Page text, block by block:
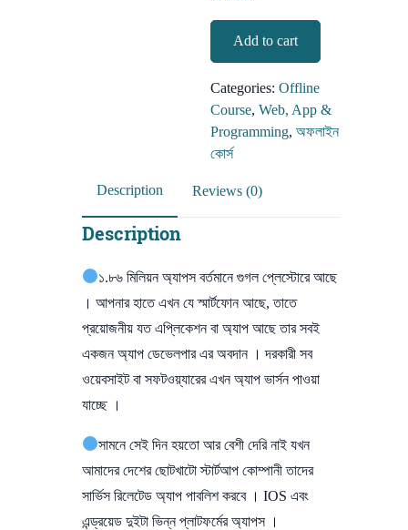
IOS
App
Dev.
(offline
course)
Add to cart
Categories: Offline
Course, Web, App &
Programming, অফলাইন
কোর্স
Description Reviews (0)
Description
১.৮৬ মিলিয়ন অ্যাপস বর্তমানে গুগল প্লেস্টোরে আছে
। আপনার হাতে এখন যে স্মার্টফোন আছে, তাতে
প্রয়োজনীয় যত এপ্লিকেশন বা অ্যাপ আছে তার সবই
একজন অ্যাপ ডেভেলপার এর অবদান । দরকারী সব
ওয়েবসাইট বা সফটওয়্যারের এখন অ্যাপ ভার্সন পাওয়া
যাচ্ছে ।
সামনে সেই দিন হয়তো আর বেশী দেরি নাই যখন
আমাদের দেশের ছোটখাটো স্টার্টআপ কোম্পানী তাদের
সার্ভিস রিলেটেড অ্যাপ পাবলিশ করবে । IOS এবং
এন্ড্রয়েড দুইটা ভিন্ন প্লাটফর্মের অ্যাপস ।